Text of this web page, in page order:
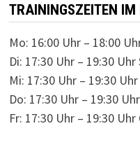
TRAININGSZEITEN IM
Mo: 16:00 Uhr – 18:00
Di: 17:30 Uhr – 19:30
Mi: 17:30 Uhr – 19:30
Do: 17:30 Uhr – 19:30
Fr: 17:30 Uhr – 19:30